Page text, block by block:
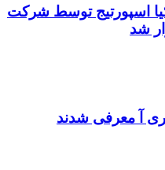
اسپورتیج توسط شرکت
شد
آ معرفی شدند